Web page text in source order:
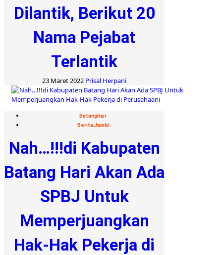
Dilantik, Berikut 20
Nama Pejabat
Terlantik
23 Maret 2022 Prisal Herpani
Batanghari
Berita Jambi
Nah…!!!di Kabupaten
Batang Hari Akan Ada
SPBJ Untuk
Memperjuangkan
Hak-Hak Pekerja di